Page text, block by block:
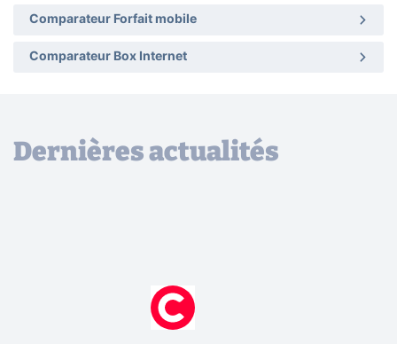
Comparateur Forfait mobile
Comparateur Box Internet
Dernières actualités